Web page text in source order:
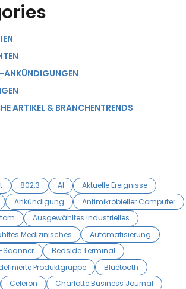
ANKÜNDIGUNGEN
ARTIKEL & BRANCHENTRENDS
802.3 AI
Aktuelle Ereignisse
Ankündigung
Antimikrobieller Computer
Ausgewähltes Industrielles
Medizinisches
Automatisierung
Bedside Terminal
Produktgruppe
Bluetooth
Celeron
Charlotte Business Journal